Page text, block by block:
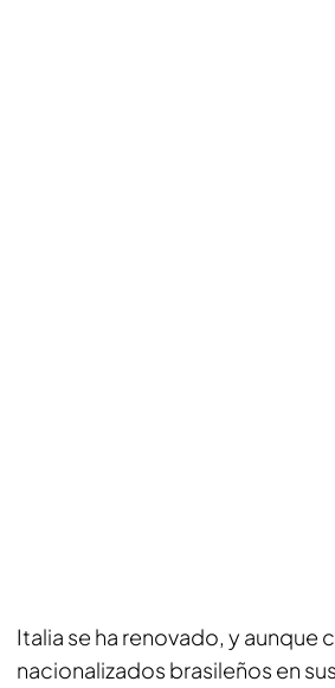
Italia se ha renovado, y aunque
nacionalizados brasileños en